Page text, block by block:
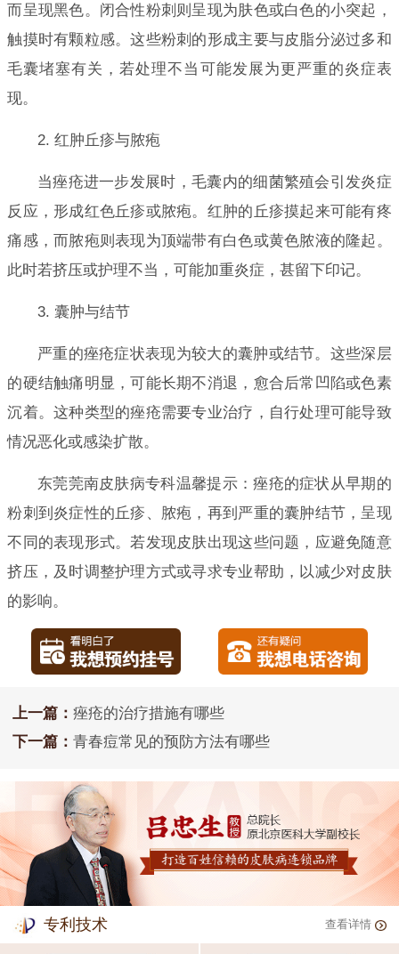
而呈现黑色。闭合性粉刺则呈现为肤色或白色的小突起，
触摸时有颗粒感。这些粉刺的形成主要与皮脂分泌过多和
毛囊堵塞有关，若处理不当可能发展为更严重的炎症表
现。
2. 红肿丘疹与脓疱
当痤疮进一步发展时，毛囊内的细菌繁殖会引发炎症
反应，形成红色丘疹或脓疱。红肿的丘疹摸起来可能有疼
痛感，而脓疱则表现为顶端带有白色或黄色脓液的隆起。
此时若挤压或护理不当，可能加重炎症，甚留下印记。
3. 囊肿与结节
严重的痤疮症状表现为较大的囊肿或结节。这些深层
的硬结触痛明显，可能长期不消退，愈合后常凹陷或色素
沉着。这种类型的痤疮需要专业治疗，自行处理可能导致
情况恶化或感染扩散。
东莞莞南皮肤病专科温馨提示：痤疮的症状从早期的
粉刺到炎症性的丘疹、脓疱，再到严重的囊肿结节，呈现
不同的表现形式。若发现皮肤出现这些问题，应避免随意
挤压，及时调整护理方式或寻求专业帮助，以减少对皮肤
的影响。
上一篇： 痤疮的治疗措施有哪些
下一篇： 青春痘常见的预防方法有哪些
专利技术 查看详情